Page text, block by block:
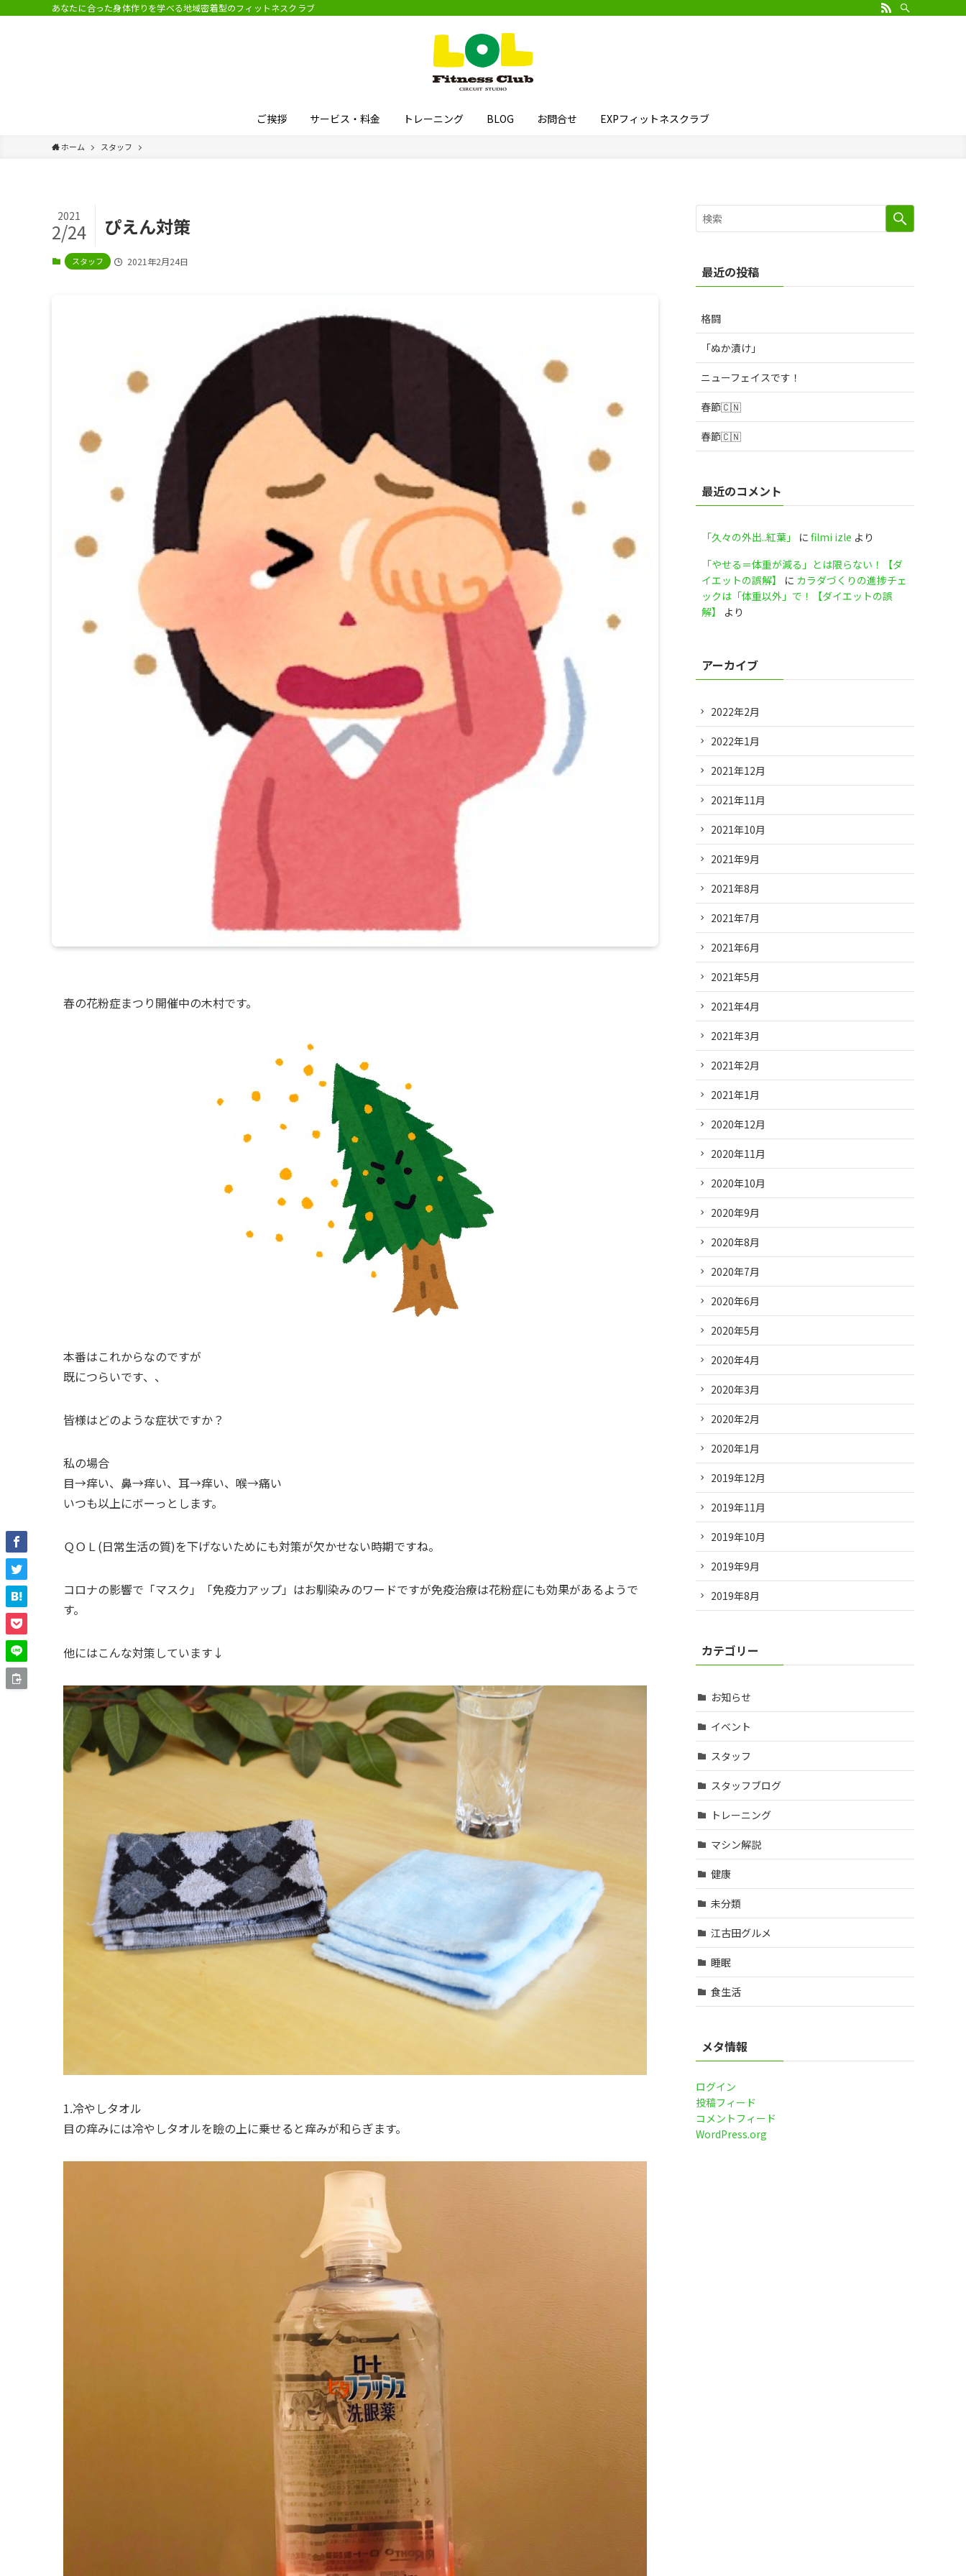
あなたに合った身体作りを学べる地域密着型のフィットネスクラブ
ご挨拶 サービス・料金 トレーニング BLOG お問合せ EXPフィットネスクラブ
ホーム スタッフ
ぴえん対策
2021
2/24
スタッフ 2021年2月24日
春の花粉症まつり開催中の木村です。
本番はこれからなのですが
既につらいです、、
皆様はどのような症状ですか？
私の場合
目→痒い、鼻→痒い、耳→痒い、喉→痛い
いつも以上にボーっとします。
ＱＯＬ(日常生活の質)を下げないためにも対策が欠かせない時期ですね。
コロナの影響で「マスク」「免疫力アップ」はお馴染みのワードですが免疫治療は花粉症にも効果があるようで
す。
他にはこんな対策しています↓
1.冷やしタオル
目の痒みには冷やしタオルを瞼の上に乗せると痒みが和らぎます。
最近の投稿
格闘
「ぬか漬け」
ニューフェイスです！
春節🇨🇳
春節🇨🇳
最近のコメント
「久々の外出..紅葉」 に filmi izle より
「やせる＝体重が減る」とは限らない！【ダ
イエットの誤解】
に カラダづくりの進捗チェ
ックは「体重以外」で！【ダイエットの誤
解】
より
アーカイブ
2022年2月
2022年1月
2021年12月
2021年11月
2021年10月
2021年9月
2021年8月
2021年7月
2021年6月
2021年5月
2021年4月
2021年3月
2021年2月
2021年1月
2020年12月
2020年11月
2020年10月
2020年9月
2020年8月
2020年7月
2020年6月
2020年5月
2020年4月
2020年3月
2020年2月
2020年1月
2019年12月
2019年11月
2019年10月
2019年9月
2019年8月
カテゴリー
お知らせ
イベント
スタッフ
スタッフブログ
トレーニング
マシン解説
健康
未分類
江古田グルメ
睡眠
食生活
メタ情報
ログイン
投稿フィード
コメントフィード
WordPress.org